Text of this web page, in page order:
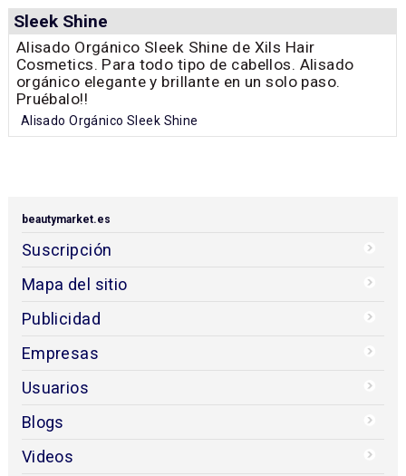
Sleek Shine
Alisado Orgánico Sleek Shine de Xils Hair
Cosmetics. Para todo tipo de cabellos. Alisado
orgánico elegante y brillante en un solo paso.
Pruébalo!!
Alisado Orgánico Sleek Shine
beautymarket.es
Suscripción
Mapa del sitio
Publicidad
Empresas
Usuarios
Blogs
Videos